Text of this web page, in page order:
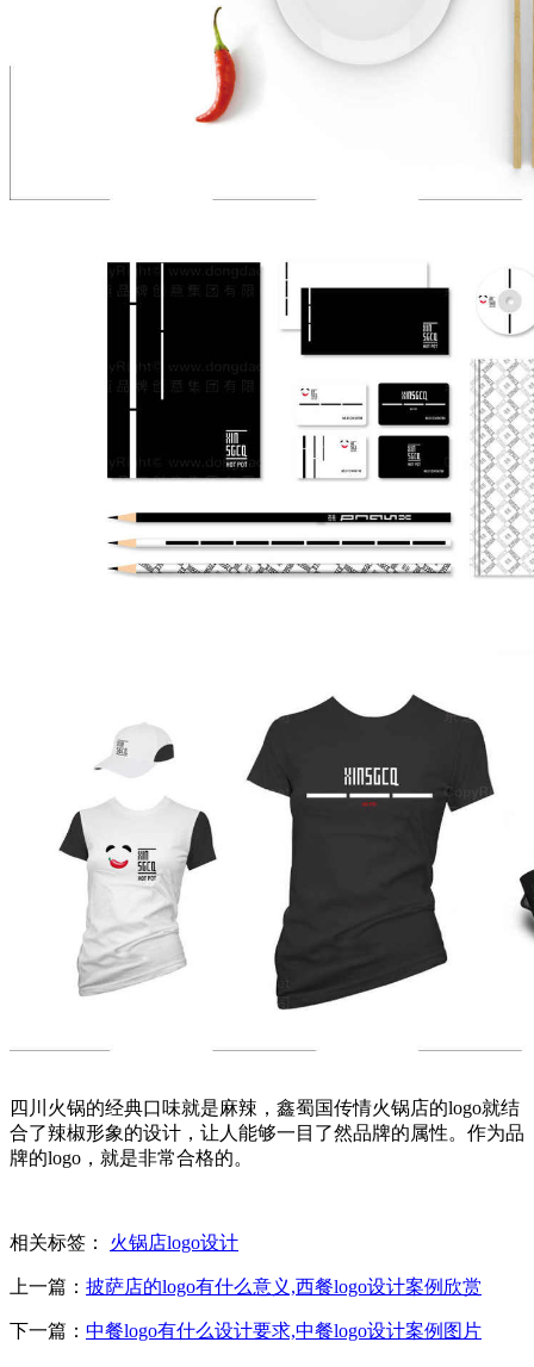
四川火锅的经典口味就是麻辣，鑫蜀国传情火锅店的logo就结
合了辣椒形象的设计，让人能够一目了然品牌的属性。作为品
牌的logo，就是非常合格的。
相关标签： 火锅店logo设计
上一篇： 披萨店的logo有什么意义,西餐logo设计案例欣赏
下一篇： 中餐logo有什么设计要求,中餐logo设计案例图片